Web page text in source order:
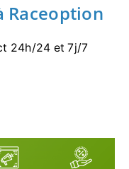
Raceoption
24h/24 et 7j/7